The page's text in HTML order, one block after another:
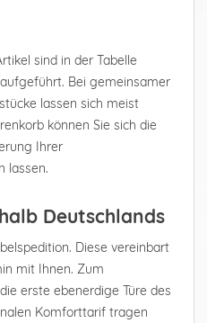
sind in der Tabelle
Bei gemeinsamer
lassen sich meist
können Sie sich die
Ihrer
lassen.
Deutschlands
Diese vereinbart
mit Ihnen. Zum
erste ebenerdige Türe des
Komforttarif tragen